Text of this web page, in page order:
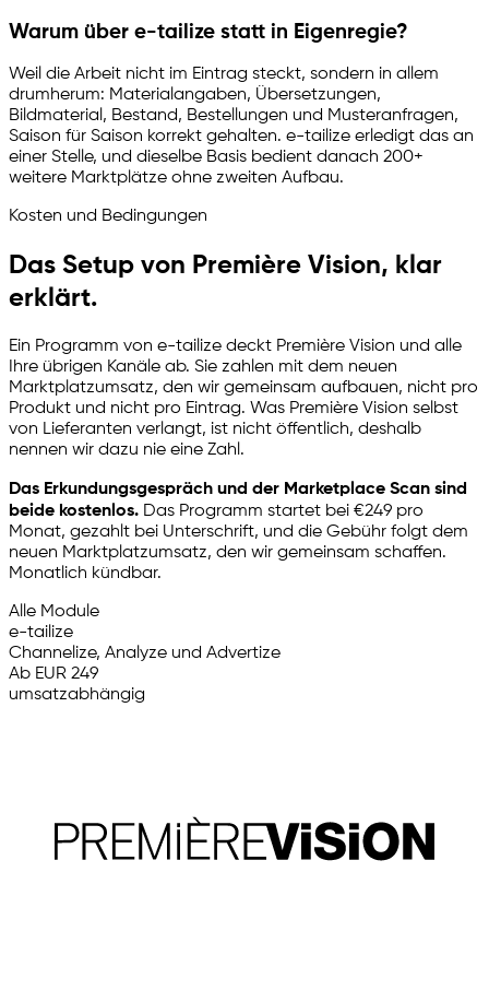
Warum über e-tailize statt in Eigenregie?
Weil die Arbeit nicht im Eintrag steckt, sondern in allem
drumherum: Materialangaben, Übersetzungen,
Bildmaterial, Bestand, Bestellungen und Musteranfragen,
Saison für Saison korrekt gehalten. e-tailize erledigt das an
einer Stelle, und dieselbe Basis bedient danach 200+
weitere Marktplätze ohne zweiten Aufbau.
Kosten und Bedingungen
Das Setup von Première Vision, klar
erklärt.
Ein Programm von e-tailize deckt Première Vision und alle
Ihre übrigen Kanäle ab. Sie zahlen mit dem neuen
Marktplatzumsatz, den wir gemeinsam aufbauen, nicht pro
Produkt und nicht pro Eintrag. Was Première Vision selbst
von Lieferanten verlangt, ist nicht öffentlich, deshalb
nennen wir dazu nie eine Zahl.
Das Erkundungsgespräch und der Marketplace Scan sind
beide kostenlos. Das Programm startet bei €249 pro
Monat, gezahlt bei Unterschrift, und die Gebühr folgt dem
neuen Marktplatzumsatz, den wir gemeinsam schaffen.
Monatlich kündbar.
Alle Module
e-tailize
Channelize, Analyze und Advertize
Ab EUR 249
umsatzabhängig